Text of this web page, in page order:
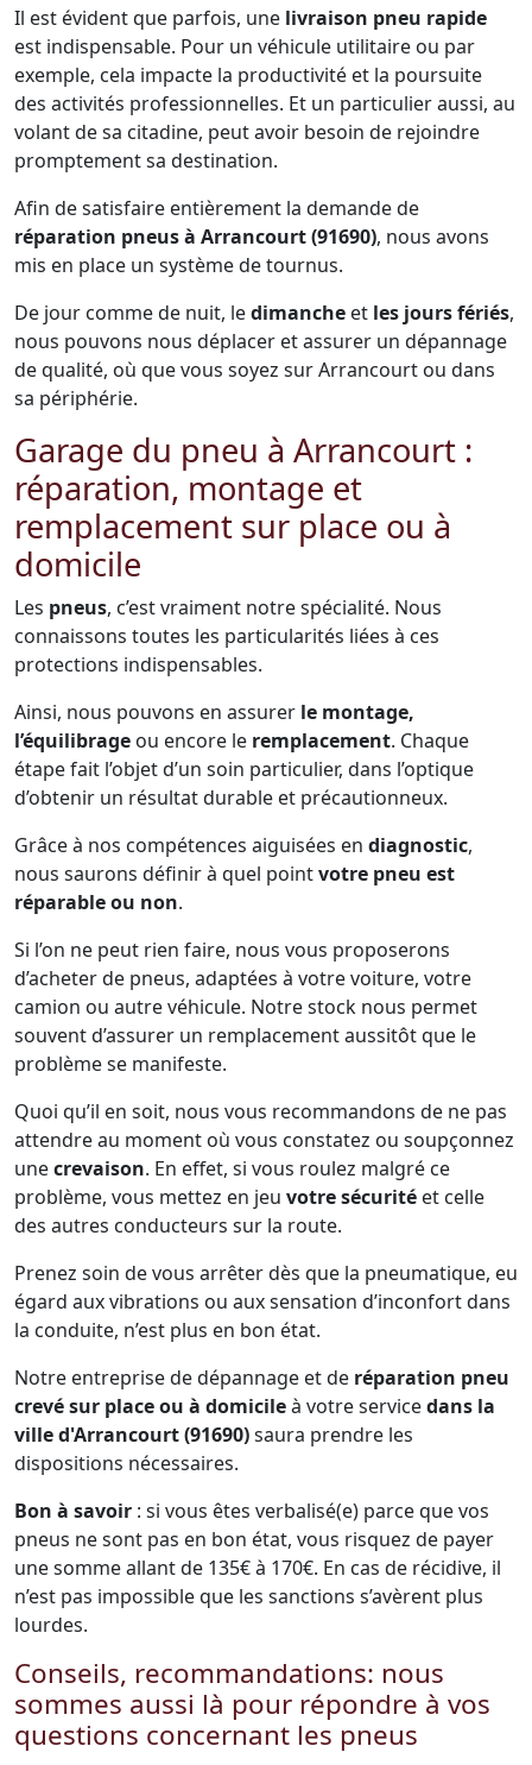
Il est évident que parfois, une livraison pneu rapide
est indispensable. Pour un véhicule utilitaire ou par
exemple, cela impacte la productivité et la poursuite
des activités professionnelles. Et un particulier aussi, au
volant de sa citadine, peut avoir besoin de rejoindre
promptement sa destination.
Afin de satisfaire entièrement la demande de
réparation pneus à Arrancourt (91690), nous avons
mis en place un système de tournus.
De jour comme de nuit, ledimanche et les jours fériés,
nous pouvons nous déplacer et assurer un dépannage
de qualité, où que vous soyez sur Arrancourt ou dans
sa périphérie.
Garage du pneu à Arrancourt :
réparation, montage et
remplacement sur place ou à
domicile
Les pneus, c’est vraiment notre spécialité. Nous
connaissons toutes les particularités liées à ces
protections indispensables.
Ainsi, nous pouvons en assurer le montage,
l’équilibrage ou encore le remplacement. Chaque
étape fait l’objet d’un soin particulier, dans l’optique
d’obtenir un résultat durable et précautionneux.
Grâce à nos compétences aiguisées en diagnostic,
nous saurons définir à quel pointvotre pneu est
réparable ou non.
Si l’on ne peut rien faire, nous vous proposerons
d’acheter de pneus, adaptées à votre voiture, votre
camion ou autre véhicule. Notre stock nous permet
souvent d’assurer un remplacement aussitôt que le
problème se manifeste.
Quoi qu’il en soit, nous vous recommandons de ne pas
attendre au moment où vous constatez ou soupçonnez
unecrevaison. En effet, si vous roulez malgré ce
problème, vous mettez en jeu votre sécurité et celle
des autres conducteurs sur la route.
Prenez soin de vous arrêter dès que la pneumatique, eu
égard aux vibrations ou aux sensation d’inconfort dans
la conduite, n’est plus en bon état.
Notre entreprise de dépannage et de réparation pneu
crevé sur place ou à domicileà votre servicedans la
ville d'Arrancourt (91690)saura prendre les
dispositions nécessaires.
Bon à savoir : si vous êtes verbalisé(e) parce que vos
pneus ne sont pas en bon état, vous risquez de payer
une somme allant de 135€ à 170€. En cas de récidive, il
n’est pas impossible que les sanctions s’avèrent plus
lourdes.
Conseils, recommandations: nous
sommes aussi là pour répondre à vos
questions concernant les pneus